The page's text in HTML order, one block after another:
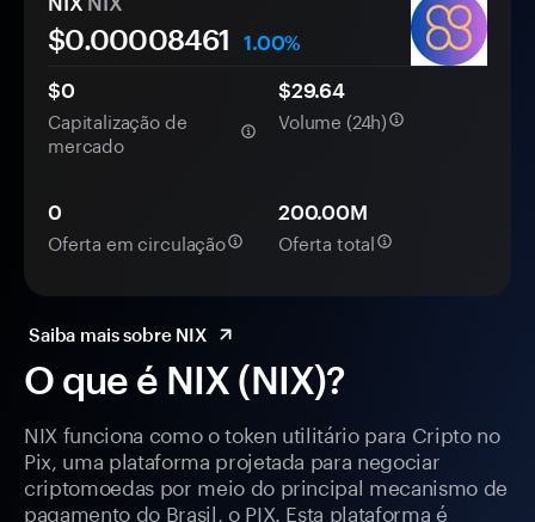
O que é NIX (NIX)?
NIX funciona como o token utilitário para Cripto no
Pix, uma plataforma projetada para negociar
criptomoedas por meio do principal mecanismo de
pagamento do Brasil, o PIX. Esta plataforma é
$0.00008461
1.00%
$0
Capitalização de
mercado
$29.64
Volume (24h)
0
Oferta em circulação
200.00M
Oferta total
Saiba mais sobre NIX